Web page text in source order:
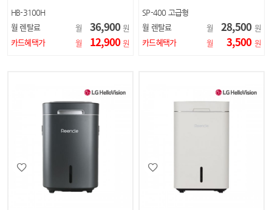
HB-3100H
월 렌탈료 월 36,900 원
카드혜택가
월 12,900 원
SP-400 고급형
월 렌탈료 월 28,500 원
카드혜택가
월 3,500 원